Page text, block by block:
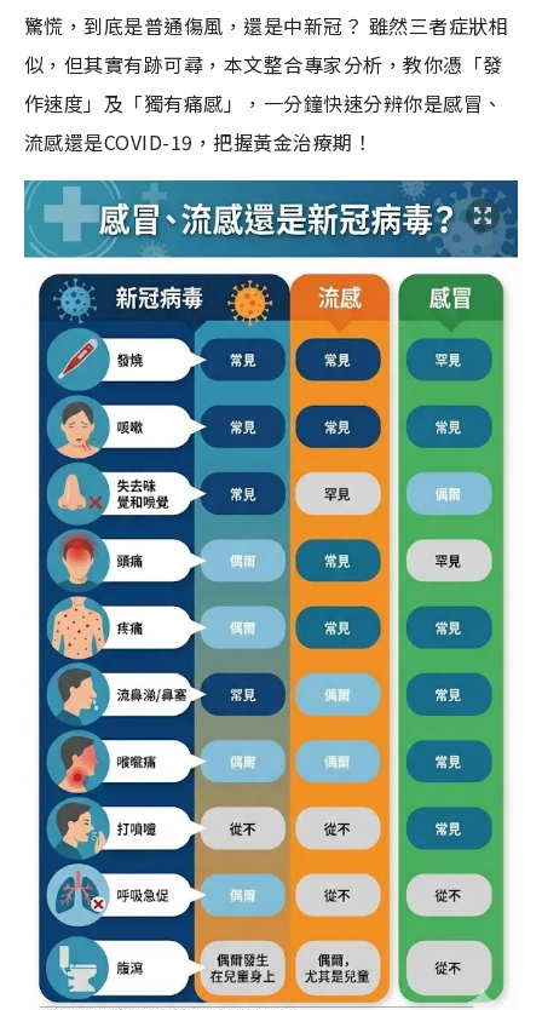
驚慌，到底是普通傷風，還是中新冠？ 雖然三者症狀相
似，但其實有跡可尋，本文整合專家分析，教你憑「發
作速度」及「獨有痛感」，一分鐘快速分辨你是感冒、
流感還是COVID-19，把握黃金治療期！